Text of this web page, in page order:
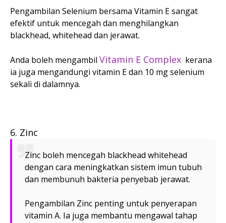
Pengambilan Selenium bersama Vitamin E sangat
efektif untuk mencegah dan menghilangkan
blackhead, whitehead dan jerawat.
Anda boleh mengambil Vitamin E Complex kerana
ia juga mengandungi vitamin E dan 10 mg selenium
sekali di dalamnya.
6. Zinc
Zinc boleh mencegah blackhead whitehead
dengan cara meningkatkan sistem imun tubuh
dan membunuh bakteria penyebab jerawat.
Pengambilan Zinc penting untuk penyerapan
vitamin A. Ia juga membantu mengawal tahap